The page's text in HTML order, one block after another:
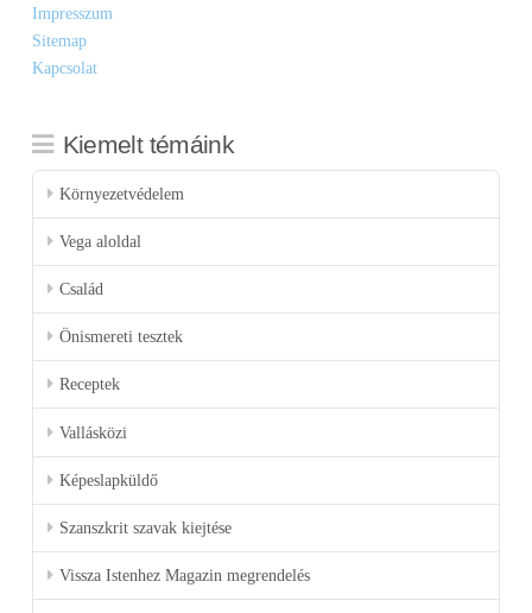
Impresszum
Sitemap
Kapcsolat
Kiemelt témáink
Környezetvédelem
Vega aloldal
Család
Önismereti tesztek
Receptek
Vallásközi
Képeslapküldő
Szanszkrit szavak kiejtése
Vissza Istenhez Magazin megrendelés